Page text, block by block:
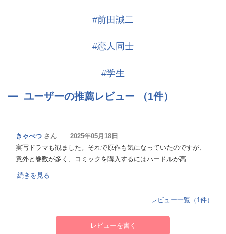
#前田誠二
#恋人同士
#学生
ユーザーの推薦レビュー （1件）
きゃべつ さん 2025年05月18日
実写ドラマも観ました。それで原作も気になっていたのですが、
意外と巻数が多く、コミックを購入するにはハードルが高 …
続きを見る
レビュー一覧（1件）
レビューを書く